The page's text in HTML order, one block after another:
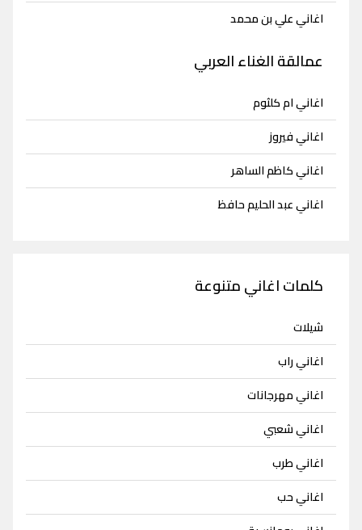
اغاني علي بن محمد
عمالقة الغناء العربي
اغاني ام كلثوم
اغاني فيروز
اغاني كاظم الساهر
اغاني عبد الحليم حافظ
كلمات اغاني متنوعة
شيلات
اغاني راب
اغاني مهرجانات
اغاني شعبي
اغاني طرب
اغاني حب